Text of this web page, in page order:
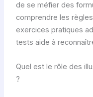
de se méfier des
comprendre les
exercices pratiques
tests aide à
Quel est le rôle des
?